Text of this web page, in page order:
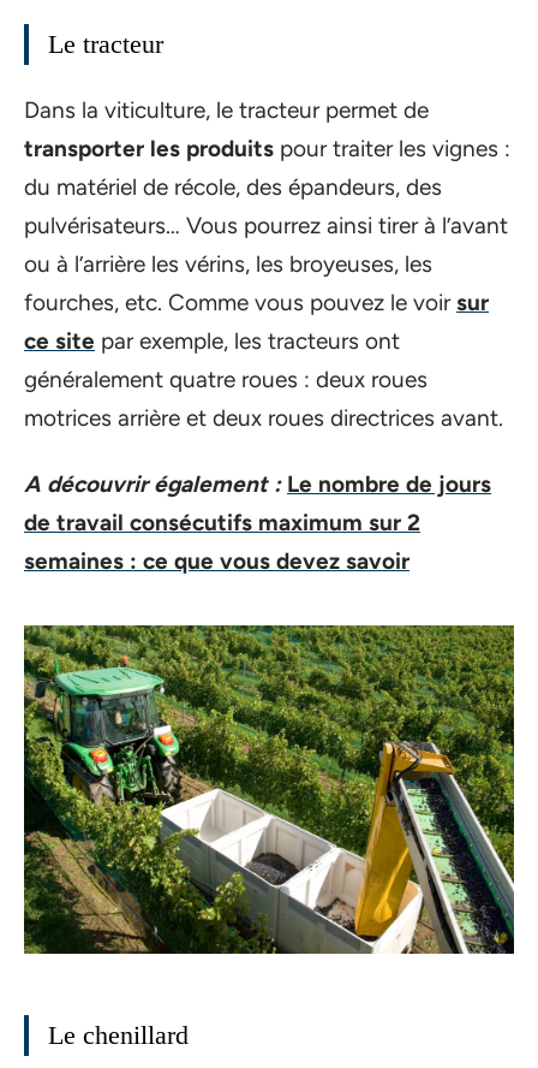
Le tracteur
Dans la viticulture, le tracteur permet de
transporter les produits pour traiter les vignes :
du matériel de récole, des épandeurs, des
pulvérisateurs… Vous pourrez ainsi tirer à l’avant
ou à l’arrière les vérins, les broyeuses, les
fourches, etc. Comme vous pouvez le voirsur
ce site par exemple, les tracteurs ont
généralement quatre roues : deux roues
motrices arrière et deux roues directrices avant.
A découvrir également : Le nombre de jours
de travail consécutifs maximum sur 2
semaines : ce que vous devez savoir
Le chenillard